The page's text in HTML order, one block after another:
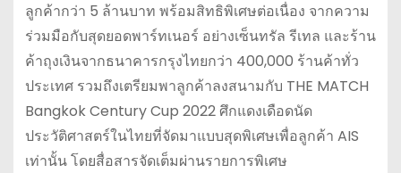
ลูกค้ากว่า 5 ล้านบาท พร้อมสิทธิพิเศษต่อเนื่อง จากความ
ร่วมมือกับสุดยอดพาร์ทเนอร์ อย่างเซ็นทรัล รีเทล และร้าน
ค้าถุงเงินจากธนาคารกรุงไทยกว่า 400,000 ร้านค้าทั่ว
ประเทศ รวมถึงเตรียมพาลูกค้าลงสนามกับ THE MATCH
Bangkok Century Cup 2022 ศึกแดงเดือดนัด
ประวัติศาสตร์ในไทยที่จัดมาแบบสุดพิเศษเพื่อลูกค้า AIS
เท่านั้น โดยสื่อสารจัดเต็มผ่านรายการพิเศษ